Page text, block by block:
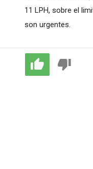
11 LPH, sobre el
son urgentes.